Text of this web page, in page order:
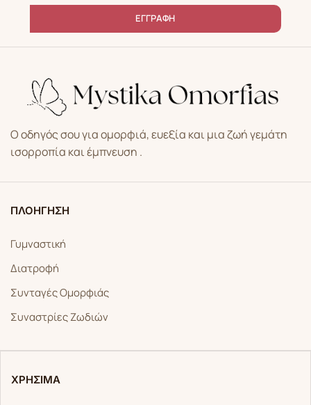
ΕΓΓΡΑΦΗ
Ο οδηγός σου για ομορφιά, ευεξία και μια ζωή γεμάτη
ισορροπία και έμπνευση .
ΠΛΟΗΓΗΣΗ
Γυμναστική
Διατροφή
Συνταγές Ομορφιάς
Συναστρίες Ζωδιών
ΧΡΗΣΙΜΑ